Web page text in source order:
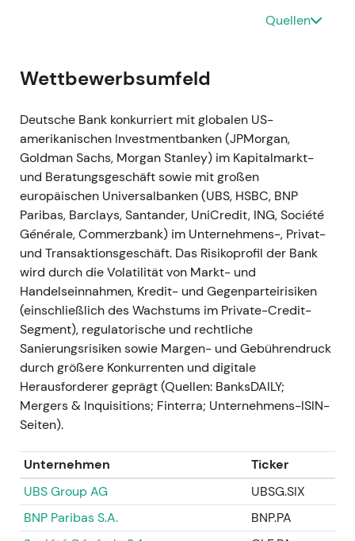
GJ 2023 (berichtet am 1. Februar 2024)
Vorsteuergewinn 5,7 Mrd. € und Nettogewinn
schlug eine Dividende von 0,45 € je Aktie vor
und genehmigte einen weiteren Rückkauf für
H1 (rund 675 Mio. €).[44],[45], [47]
Die Ergebnisse festigten das Vertrauen in das
diversifizierte „Core Bank"-Modell und eine
glaubwürdige Ausschüttungspolitik; die
Überzeugung der Investoren in
Umsetzungsstärke und Kapitalgenerierung
wuchs.[44]
Chartphase — konstruktiver Aufwärtstrend /
Konsolidierung, während Fundamentaldaten
und Ausschüttungen eingepreist wurden.
[47]
Januar–Juli 2024 — Stellenabbau und
Aktienrückkauf; Kapitalrückführungen
mit Schwung
Das Management kündigte den Abbau von
rund 3.500 Stellen sowie Ausschüttungen von
mehr als 1 Mrd. € an Aktionäre an; ein
Aktienrückkaufprogramm lief in H1 2024 und
wurde Mitte Juli abgeschlossen (rund 46,45
Quellen
Wettbewerbsumfeld
Deutsche Bank konkurriert mit globalen US-
amerikanischen Investmentbanken (JPMorgan,
Goldman Sachs, Morgan Stanley) im Kapitalmarkt-
und Beratungsgeschäft sowie mit großen
europäischen Universalbanken (UBS, HSBC, BNP
Paribas, Barclays, Santander, UniCredit, ING, Société
Générale, Commerzbank) im Unternehmens-, Privat-
und Transaktionsgeschäft. Das Risikoprofil der Bank
wird durch die Volatilität von Markt- und
Handelseinnahmen, Kredit- und Gegenparteirisiken
(einschließlich des Wachstums im Private-Credit-
Segment), regulatorische und rechtliche
Sanierungsrisiken sowie Margen- und Gebührendruck
durch größere Konkurrenten und digitale
Herausforderer geprägt (Quellen: BanksDAILY;
Mergers & Inquisitions; Finterra; Unternehmens-ISIN-
Seiten).
Unternehmen
Ticker
UBS Group AG
UBSG.SIX
BNP Paribas S.A.
BNP.PA